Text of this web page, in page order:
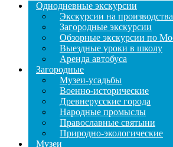
Однодневные экскурсии
Экскурсии на производства
Загородные экскурсии
Обзорные экскурсии по
Выездные уроки в школу
Аренда автобуса
Загородные
Музеи-усадьбы
Военно-исторические
Древнерусские города
Народные промыслы
Православные святыни
Природно-экологические
Музеи